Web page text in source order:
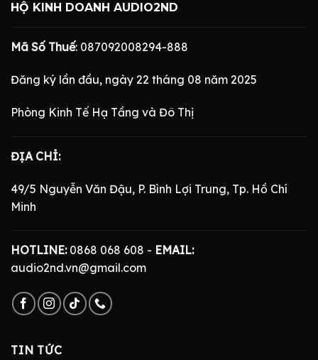
HỘ KINH DOANH AUDIO2ND
Mã Số Thuế: 087092008294-888
Đăng ký lần đầu, ngày 22 tháng 08 năm 2025
Phòng Kinh Tế Hạ Tầng và Đô Thị
ĐỊA CHỈ:
49/5 Nguyễn Văn Đậu, P. Bình Lợi Trung, Tp. Hồ Chí
Minh
HOTLINE:0868 068 608 - EMAIL:
audio2nd.vn@gmail.com
TIN TỨC